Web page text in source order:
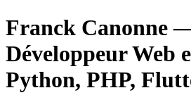
Franck Canonne
Développeur Web
Python, PHP,